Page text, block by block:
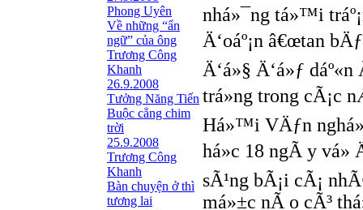
Phong Uyên
Về những “ẩn
ngữ” của ông
Trương Công
Khanh
26.9.2008
Tưởng Năng Tiến
Buộc cẳng chim
trời
25.9.2008
Trương Công
Khanh
Bàn chuyện ở thì
tương lai
nhá»¯ng tá»™i
Ä‘oáº¡n â€œtan
Ä‘á»§ Ä‘á»ƒ
trá»ng trong cÃ¡c
Há»™i VÄƒn
há»c 18 ngÃ y
sÃ¹ng bÃ¡i cÃ¡
má»±c nÃ o cÃ³